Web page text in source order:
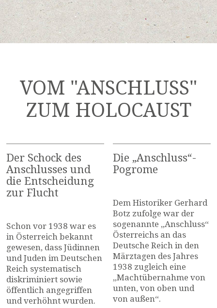
VOM "ANSCHLUSS"
ZUM HOLOCAUST
Der Schock des
Anschlusses und
die Entscheidung
zur Flucht
Schon vor 1938 war es
in Österreich bekannt
gewesen, dass Jüdinnen
und Juden im Deutschen
Reich systematisch
diskriminiert sowie
öffentlich angegriffen
und verhöhnt wurden.
Die „Anschluss“-
Pogrome
Dem Historiker Gerhard
Botz zufolge war der
sogenannte „Anschluss“
Österreichs an das
Deutsche Reich in den
Märztagen des Jahres
1938 zugleich eine
„Machtübernahme von
unten, von oben und
von außen“.